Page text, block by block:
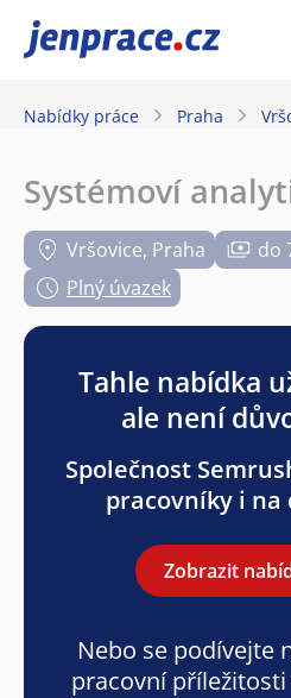
JenPráce.cz
Nabídky práce Praha
Systémoví
Vršovice, Praha
do
Plný úvazek
Tahle nabídka
ale není
Společnost
pracovníky i na
Zobrazit
Nebo se podívejte
pracovní